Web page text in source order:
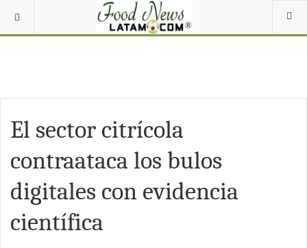
El sector citrícola
contraataca los bulos
digitales con evidencia
científica